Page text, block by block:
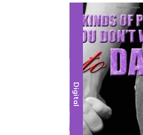
Digital